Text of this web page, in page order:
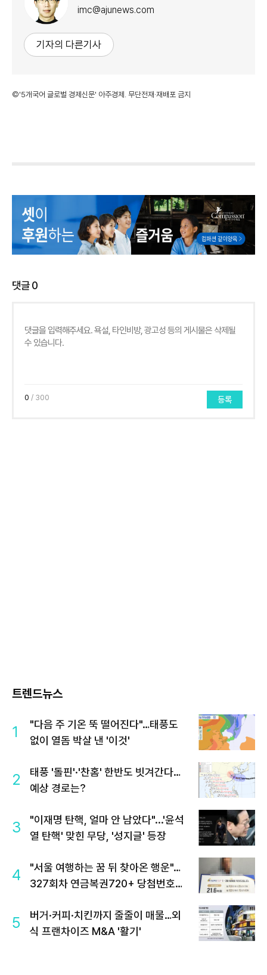
imc@ajunews.com
기자의 다른기사
©'5개국어 글로벌 경제신문' 아주경제. 무단전재·재배포 금지
댓글0
0 / 300 등록
트렌드뉴스
1
"다음 주 기온 뚝 떨어진다"…태풍도
없이 열돔 박살 낸 '이것'
2
태풍 '돌핀'·'찬홈' 한반도 빗겨간다…
예상 경로는?
3
"이재명 탄핵, 얼마 안 남았다"...'윤석
열 탄핵' 맞힌 무당, '성지글' 등장
4
"서울 여행하는 꿈 뒤 찾아온 행운"…
327회차 연금복권720+ 당첨번호조
5
버거·커피·치킨까지 줄줄이 매물…외
식 프랜차이즈 M&A '활기'